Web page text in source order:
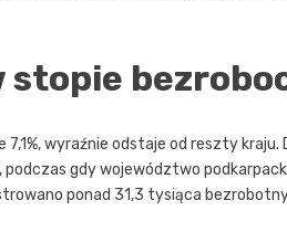
stopie
wyraźnie odstaje od reszty
gdy województwo
ponad 31,3 tysiąca